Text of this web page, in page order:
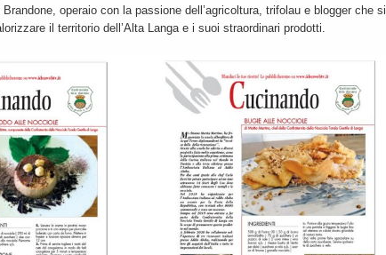
operaio con la passione dell’agricoltura, trifolau e blogger che si
il territorio dell’Alta Langa e i suoi straordinari prodotti.